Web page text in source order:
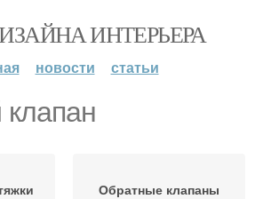
ИНТЕРЬЕРА
новости статьи
Обратные клапаны